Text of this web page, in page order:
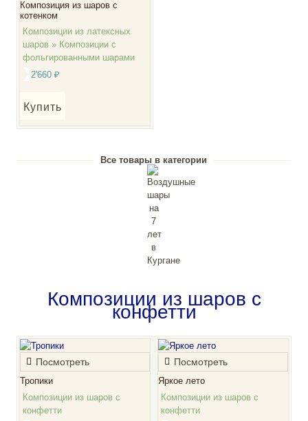
Композиция из шаров с
котенком
Композиции из латексных
шаров » Композиции с
фольгированными шарами
2'660 ₽
Купить
Все товары в категории
Композиции из шаров с
конфетти
Посмотреть
Тропики
Композиции из шаров с
конфетти
Посмотреть
Яркое лето
Композиции из шаров с
конфетти